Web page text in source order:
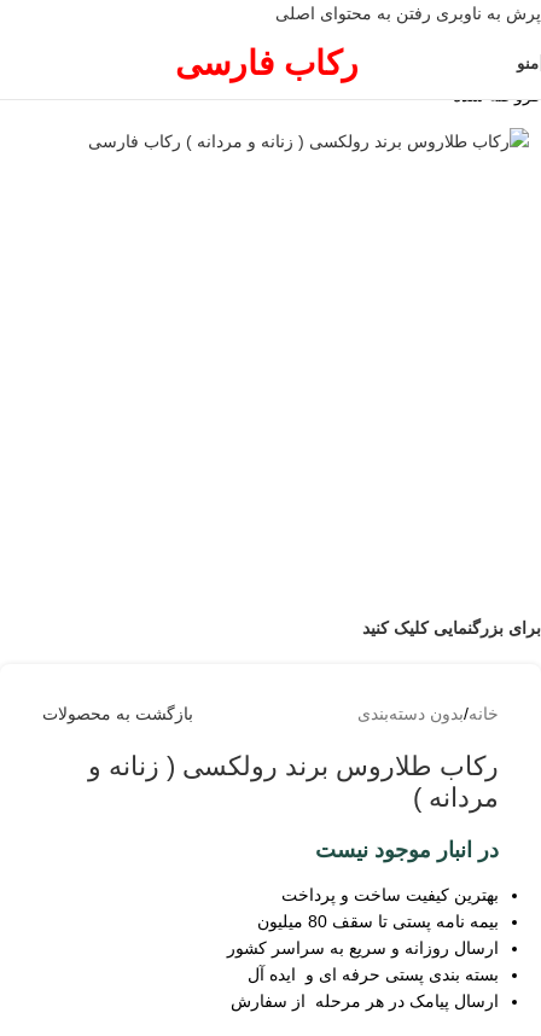
پرش به ناوبری رفتن به محتوای اصلی
منو رکاب فارسی
فروخته شده
برای بزرگنمایی کلیک کنید
خانه/بدون دسته‌بندی بازگشت به محصولات
رکاب طلاروس برند رولکسی ( زنانه و
مردانه )
در انبار موجود نیست
بهترین کیفیت ساخت و پرداخت
بیمه نامه پستی تا سقف 80 میلیون
ارسال روزانه و سریع به سراسر کشور
بسته بندی پستی حرفه ای و ایده آل
ارسال پیامک در هر مرحله از سفارش